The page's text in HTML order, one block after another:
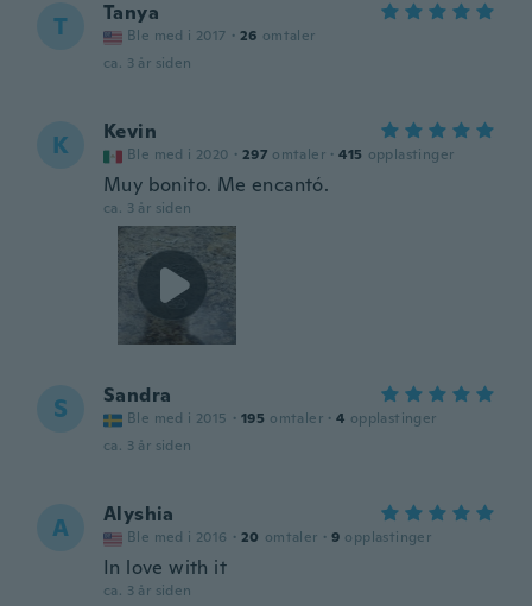
T Tanya
Ble med i 2017 · 26 omtaler
ca. 3 år siden
K Kevin
Ble med i 2020 · 297 omtaler · 415 opplastinger
Muy bonito. Me encantó.
ca. 3 år siden
S Sandra
Ble med i 2015 · 195 omtaler · 4 opplastinger
ca. 3 år siden
A Alyshia
Ble med i 2016 · 20 omtaler · 9 opplastinger
In love with it
ca. 3 år siden